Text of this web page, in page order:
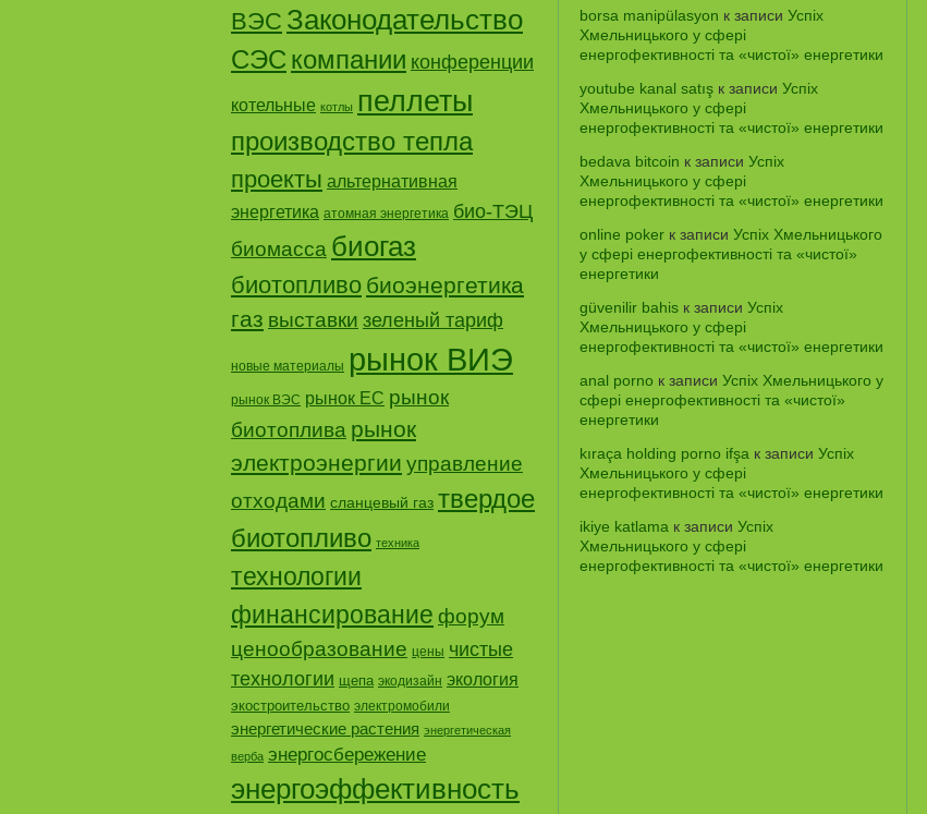
ВЭС Законодательство
СЭС компании конференции
котельные котлы пеллеты
производство тепла
проекты альтернативная
энергетика атомная энергетика био-ТЭЦ
биомасса биогаз
биотопливо биоэнергетика
газ выставки зеленый тариф
новые материалы рынок ВИЭ
рынок ВЭС рынок ЕС рынок
биотоплива рынок
электроэнергии управление
отходами сланцевый газ твердое
биотопливо техника
технологии
финансирование форум
ценообразование цены чистые
технологии щепа экодизайн экология
экостроительство электромобили
энергетические растения энергетическая
верба энергосбережение
энергоэффективность
borsa manipülasyon к записи Успіх
Хмельницького у сфері
енергофективності та «чистої» енергетики
youtube kanal satış к записи Успіх
Хмельницького у сфері
енергофективності та «чистої» енергетики
bedava bitcoin к записи Успіх
Хмельницького у сфері
енергофективності та «чистої» енергетики
online poker к записи Успіх Хмельницького
у сфері енергофективності та «чистої»
енергетики
güvenilir bahis к записи Успіх
Хмельницького у сфері
енергофективності та «чистої» енергетики
anal porno к записи Успіх Хмельницького у
сфері енергофективності та «чистої»
енергетики
kıraça holding porno ifşa к записи Успіх
Хмельницького у сфері
енергофективності та «чистої» енергетики
ikiye katlama к записи Успіх
Хмельницького у сфері
енергофективності та «чистої» енергетики